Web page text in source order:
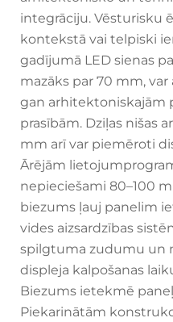
integrāciju. Vēsturisku
kontekstā vai telpiski
gadījumā LED sienas
mazāks par 70 mm,
gan arhitektoniskajām
prasībām. Dziļas nišas
mm arī var piemēroti
Ārējām
nepieciešami 80–100
biezums ļauj panelim
vides aizsardzības
spilgtuma zudumu un
displeja kalpošanas
Biezums ietekmē
Piekarinātām